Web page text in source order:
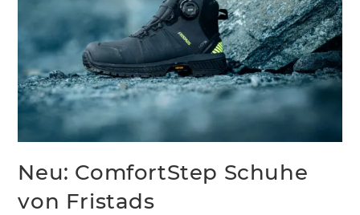
Neu: ComfortStep Schuhe
von Fristads